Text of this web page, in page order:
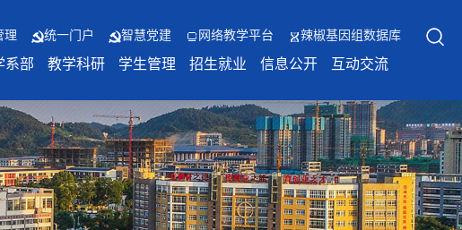
理 统一门户 智慧党建 网络教学平台 辣椒基因组数据库
系部 教学科研 学生管理 招生就业 信息公开 互动交流